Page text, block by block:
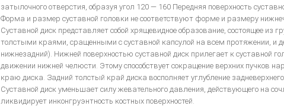
затылочного отверстия, образуя угол 120 — 160 Передняя поверхность
Форма и размер суставной головки не соответствуют форме и размеру
Суставной диск представляет собой хрящевидное образование, состоящее из
толстыми краями, сращенными с суставной капсулой на всем протяжении, и
нижнезадний). Нижней поверхностью суставной диск прилегает к суставной
движении нижней челюсти. Этому способствует сокращение верхних
краю диска. Задний толстый край диска восполняет углубление
Суставной диск уменьшает силу жевательного давления, действующего на
ликвидирует инконгруэнтность костных поверхностей.